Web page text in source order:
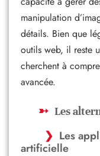
manipulation
détails. Bien que
outils web, il reste
cherchent à
avancée.
Les
Les
artificielle